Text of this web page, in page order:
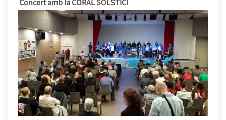
Concert amb la CORAL SOLSTICI